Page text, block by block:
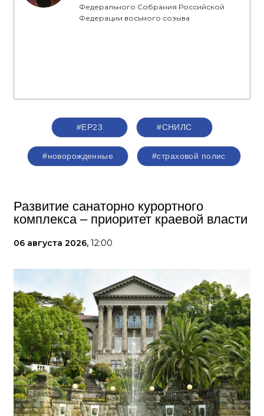
Федерального Собрания Российской
Федерации восьмого созыва
#ЕР23 #СНИЛС
#новорожденные #страховой полис
Развитие санаторно курортного
комплекса – приоритет краевой власти
06 августа 2026, 12:00